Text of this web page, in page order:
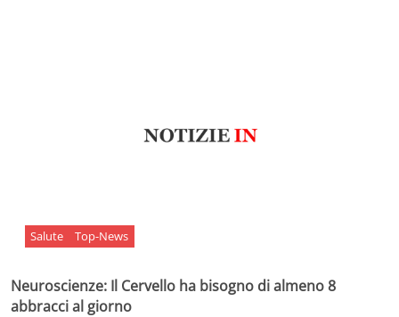
Salute Top-News
Neuroscienze: Il Cervello ha bisogno di almeno 8
abbracci al giorno